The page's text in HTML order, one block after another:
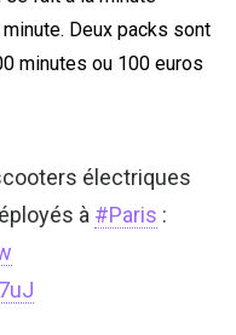
Deux packs sont
minutes ou 100 euros
électriques
à #Paris :